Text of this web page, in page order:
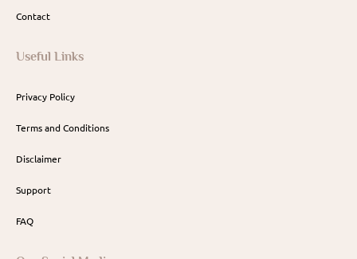
Contact
Useful Links
Privacy Policy
Terms and Conditions
Disclaimer
Support
FAQ